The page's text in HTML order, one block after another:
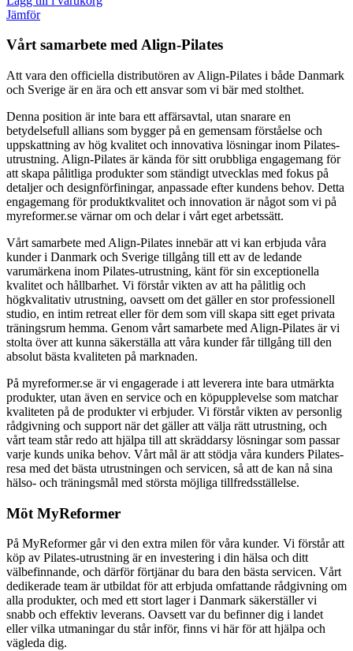
Jämför
Vårt samarbete med Align-Pilates
Att vara den officiella distributören av Align-Pilates i både Danmark
och Sverige är en ära och ett ansvar som vi bär med stolthet.
Denna position är inte bara ett affärsavtal, utan snarare en
betydelsefull allians som bygger på en gemensam förståelse och
uppskattning av hög kvalitet och innovativa lösningar inom Pilates-
utrustning. Align-Pilates är kända för sitt orubbliga engagemang för
att skapa pålitliga produkter som ständigt utvecklas med fokus på
detaljer och designförfiningar, anpassade efter kundens behov. Detta
engagemang för produktkvalitet och innovation är något som vi på
myreformer.se värnar om och delar i vårt eget arbetssätt.
Vårt samarbete med Align-Pilates innebär att vi kan erbjuda våra
kunder i Danmark och Sverige tillgång till ett av de ledande
varumärkena inom Pilates-utrustning, känt för sin exceptionella
kvalitet och hållbarhet. Vi förstår vikten av att ha pålitlig och
högkvalitativ utrustning, oavsett om det gäller en stor professionell
studio, en intim retreat eller för dem som vill skapa sitt eget privata
träningsrum hemma. Genom vårt samarbete med Align-Pilates är vi
stolta över att kunna säkerställa att våra kunder får tillgång till den
absolut bästa kvaliteten på marknaden.
På myreformer.se är vi engagerade i att leverera inte bara utmärkta
produkter, utan även en service och en köpupplevelse som matchar
kvaliteten på de produkter vi erbjuder. Vi förstår vikten av personlig
rådgivning och support när det gäller att välja rätt utrustning, och
vårt team står redo att hjälpa till att skräddarsy lösningar som passar
varje kunds unika behov. Vårt mål är att stödja våra kunders Pilates-
resa med det bästa utrustningen och servicen, så att de kan nå sina
hälso- och träningsmål med största möjliga tillfredsställelse.
Möt MyReformer
På MyReformer går vi den extra milen för våra kunder. Vi förstår att
köp av Pilates-utrustning är en investering i din hälsa och ditt
välbefinnande, och därför förtjänar du bara den bästa servicen. Vårt
dedikerade team är utbildat för att erbjuda omfattande rådgivning om
alla produkter, och med ett stort lager i Danmark säkerställer vi
snabb och effektiv leverans. Oavsett var du befinner dig i landet
eller vilka utmaningar du står inför, finns vi här för att hjälpa och
vägleda dig.